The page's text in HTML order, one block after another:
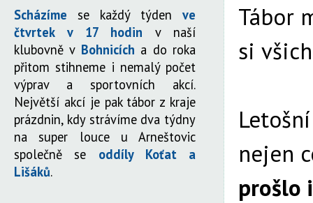
Tábor
si
nejen
prošlo
Scházíme
se každý týden ve
čtvrtek v 17 hodin v naší
klubovně v Bohnicích a do roka
přitom stihneme i nemalý počet
výprav a sportovních akcí.
Největší akcí je pak tábor z kraje
prázdnin, kdy strávíme dva týdny
na super louce u Arneštovic
společně se oddíly Koťat a
Lišáků.